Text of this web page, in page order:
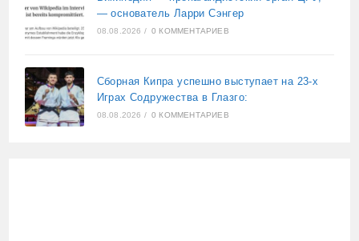
— основатель Ларри Сэнгер
08.08.2026 / 0 КОММЕНТАРИЕВ
Сборная Кипра успешно выступает на 23-х
Играх Содружества в Глазго:
08.08.2026 / 0 КОММЕНТАРИЕВ